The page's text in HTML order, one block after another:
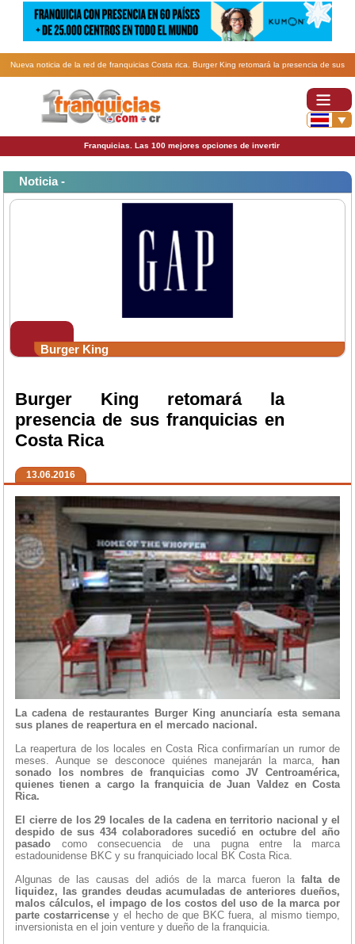
Nueva noticia de la red de franquicias Costa rica. Burger King retomará la presencia de sus
Franquicias. Las 100 mejores opciones de invertir
Noticia -
Burger King
Burger King retomará la
presencia de sus franquicias en
Costa Rica
13.06.2016
La cadena de restaurantes Burger King anunciaría esta semana
sus planes de reapertura en el mercado nacional.
La reapertura de los locales en Costa Rica confirmarían un rumor de
meses. Aunque se desconoce quiénes manejarán la marca,
han
sonado los nombres de franquicias como JV Centroamérica,
quienes tienen a cargo la franquicia de Juan Valdez en Costa
Rica.
El cierre de los 29 locales de la cadena en territorio nacional y el
despido de sus 434 colaboradores sucedió en octubre del año
pasado como consecuencia de una pugna entre la marca
estadounidense BKC y su franquiciado local BK Costa Rica.
Algunas de las causas del adiós de la marca fueron lafalta de
liquidez, las grandes deudas acumuladas de anteriores dueños,
malos cálculos, el impago de los costos del uso de la marca por
parte costarricense y el hecho de que BKC fuera, al mismo tiempo,
inversionista en el join venture y dueño de la franquicia.